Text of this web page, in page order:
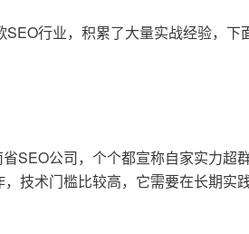
行业，积累了大量实战经验，
SEO公司，个个都宣称自家实力
技术门槛比较高，它需要在长期